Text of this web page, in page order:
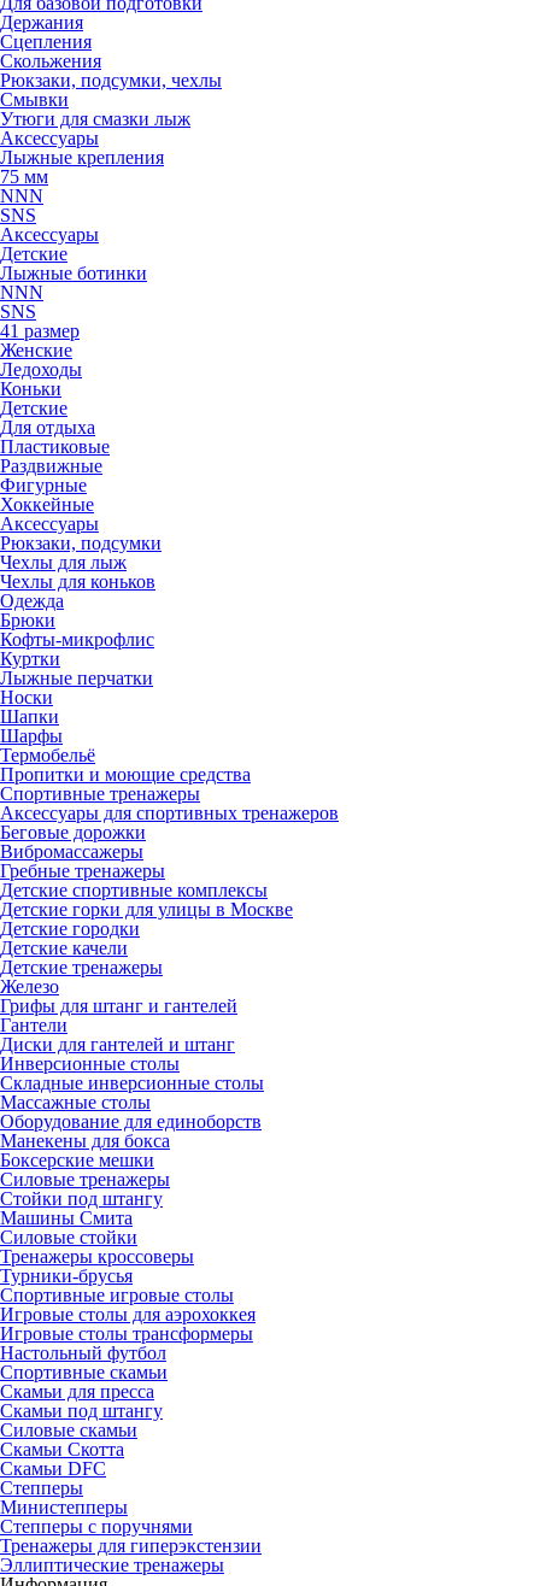
Держания
Сцепления
Скольжения
Рюкзаки, подсумки, чехлы
Смывки
Утюги для смазки лыж
Аксессуары
Лыжные крепления
75 мм
NNN
SNS
Аксессуары
Детские
Лыжные ботинки
NNN
SNS
41 размер
Женские
Ледоходы
Коньки
Детские
Для отдыха
Пластиковые
Раздвижные
Фигурные
Хоккейные
Аксессуары
Рюкзаки, подсумки
Чехлы для лыж
Чехлы для коньков
Одежда
Брюки
Кофты-микрофлис
Куртки
Лыжные перчатки
Носки
Шапки
Шарфы
Термобельё
Пропитки и моющие средства
Спортивные тренажеры
Аксессуары для спортивных тренажеров
Беговые дорожки
Вибромассажеры
Гребные тренажеры
Детские спортивные комплексы
Детские горки для улицы в Москве
Детские городки
Детские качели
Детские тренажеры
Железо
Грифы для штанг и гантелей
Гантели
Диски для гантелей и штанг
Инверсионные столы
Складные инверсионные столы
Массажные столы
Оборудование для единоборств
Манекены для бокса
Боксерские мешки
Силовые тренажеры
Стойки под штангу
Машины Смита
Силовые стойки
Тренажеры кроссоверы
Турники-брусья
Спортивные игровые столы
Игровые столы для аэрохоккея
Игровые столы трансформеры
Настольный футбол
Спортивные скамьи
Скамьи для пресса
Скамьи под штангу
Силовые скамьи
Скамьи Скотта
Скамьи DFC
Степперы
Министепперы
Степперы с поручнями
Тренажеры для гиперэкстензии
Эллиптические тренажеры